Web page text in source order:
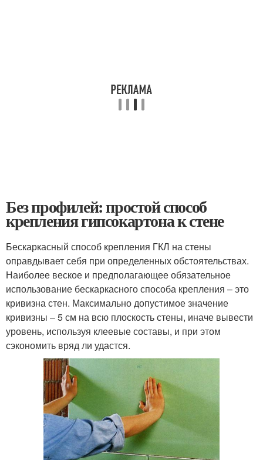
Без профилей: простой способ
крепления гипсокартона к стене
Бескаркасный способ крепления ГКЛ на стены
оправдывает себя при определенных обстоятельствах.
Наиболее веское и предполагающее обязательное
использование бескаркасного способа крепления – это
кривизна стен. Максимально допустимое значение
кривизны – 5 см на всю плоскость стены, иначе вывести
уровень, используя клеевые составы, и при этом
сэкономить вряд ли удастся.